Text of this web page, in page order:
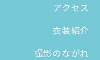
アクセス
衣装紹介
撮影のながれ